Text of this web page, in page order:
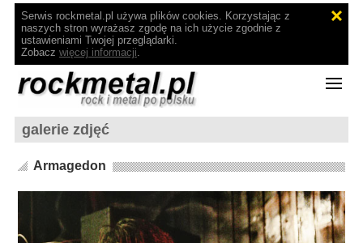
Serwis rockmetal.pl używa plików cookies. Korzystając z
naszych stron wyrażasz zgodę na ich użycie zgodnie z
ustawieniami Twojej przeglądarki.
Zobacz więcej informacji.
galerie zdjęć
Armagedon